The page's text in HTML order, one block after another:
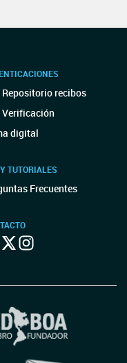
Repositorio recibos
Verificación
digital
TUTORIALES
Frecuentes